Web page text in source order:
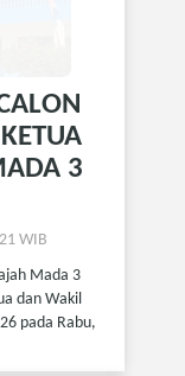
3
WIB
Mada 3
dan Wakil
pada Rabu,